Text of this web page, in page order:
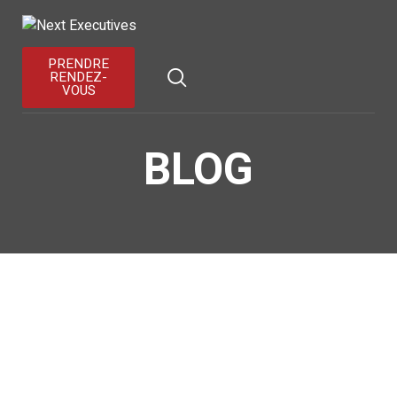
PRENDRE
RENDEZ-
VOUS
BLOG
ACCUEIL
À PROPOS
SERVICES
PORTFOLIO